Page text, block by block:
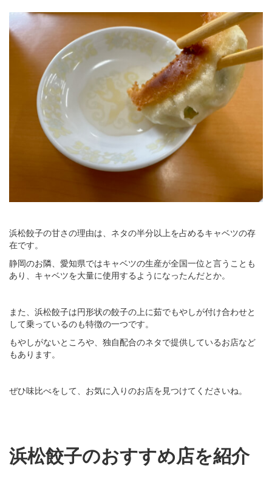
浜松餃子の甘さの理由は、ネタの半分以上を占めるキャベツの存
在です。
静岡のお隣、愛知県ではキャベツの生産が全国一位と言うことも
あり、キャベツを大量に使用するようになったんだとか。
また、浜松餃子は円形状の餃子の上に茹でもやしが付け合わせと
して乗っているのも特徴の一つです。
もやしがないところや、独自配合のネタで提供しているお店など
もあります。
ぜひ味比べをして、お気に入りのお店を見つけてくださいね。
浜松餃子のおすすめ店を紹介